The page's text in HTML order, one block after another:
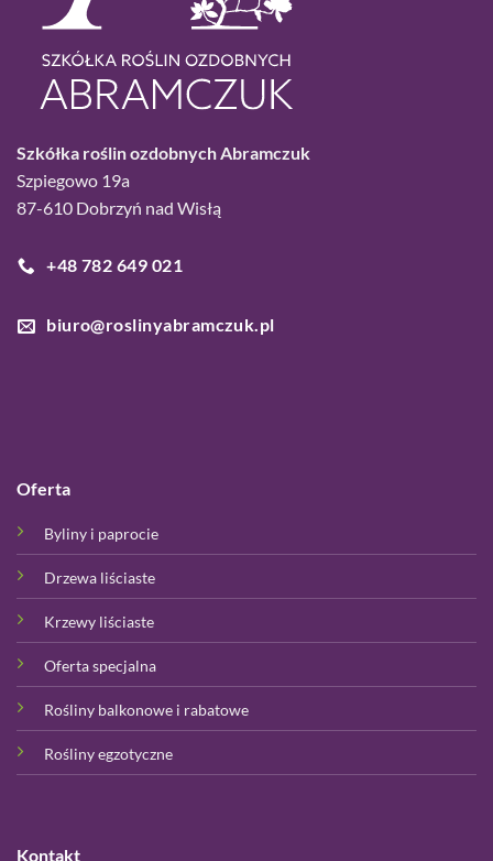
Szkółka roślin ozdobnych Abramczuk
Szpiegowo 19a
87-610 Dobrzyń nad Wisłą
+48 782 649 021
biuro@roslinyabramczuk.pl
Oferta
Byliny i paprocie
Drzewa liściaste
Krzewy liściaste
Oferta specjalna
Rośliny balkonowe i rabatowe
Rośliny egzotyczne
Kontakt